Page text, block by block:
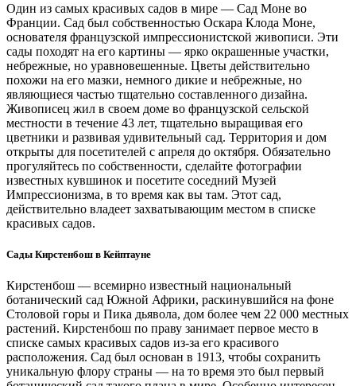
Один из самых красивых садов в мире — Сад Моне во
Франции. Сад был собственностью Оскара Клода Моне,
основателя французской импрессионистской живописи. Эти
сады походят на его картины — ярко окрашенные участки,
небрежные, но уравновешенные. Цветы действительно
похожи на его мазки, немного дикие и небрежные, но
являющиеся частью тщательно составленного дизайна.
Живописец жил в своем доме во французской сельской
местности в течение 43 лет, тщательно выращивая его
цветники и развивая удивительный сад. Территория и дом
открыты для посетителей с апреля до октября. Обязательно
прогуляйтесь по собственности, сделайте фотографии
известных кувшинок и посетите соседний Музей
Импрессионизма, в то время как вы там. Этот сад,
действительно владеет захватывающим местом в списке
красивых садов.
Сады Кирстенбош в Кейптауне
Кирстенбош — всемирно известный национальный
ботанический сад Южной Африки, раскинувшийся на фоне
Столовой горы и Пика дьявола, дом более чем 22 000 местных
растений. Кирстенбош по праву занимает первое место в
списке самых красивых садов из-за его красивого
расположения. Сад был основан в 1913, чтобы сохранить
уникальную флору страны — на то время это был первый